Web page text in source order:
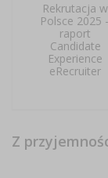
Rekrutacja w
Polsce 2025
raport
Candidate
Experience
eRecruiter
Z